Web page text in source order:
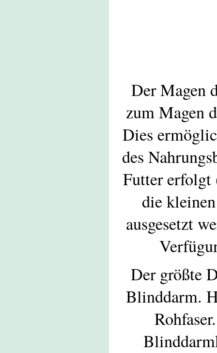
Der Magen
zum Magen
Dies
des
Futter erfolgt
die
ausgesetzt
Der größte
Blinddarm.